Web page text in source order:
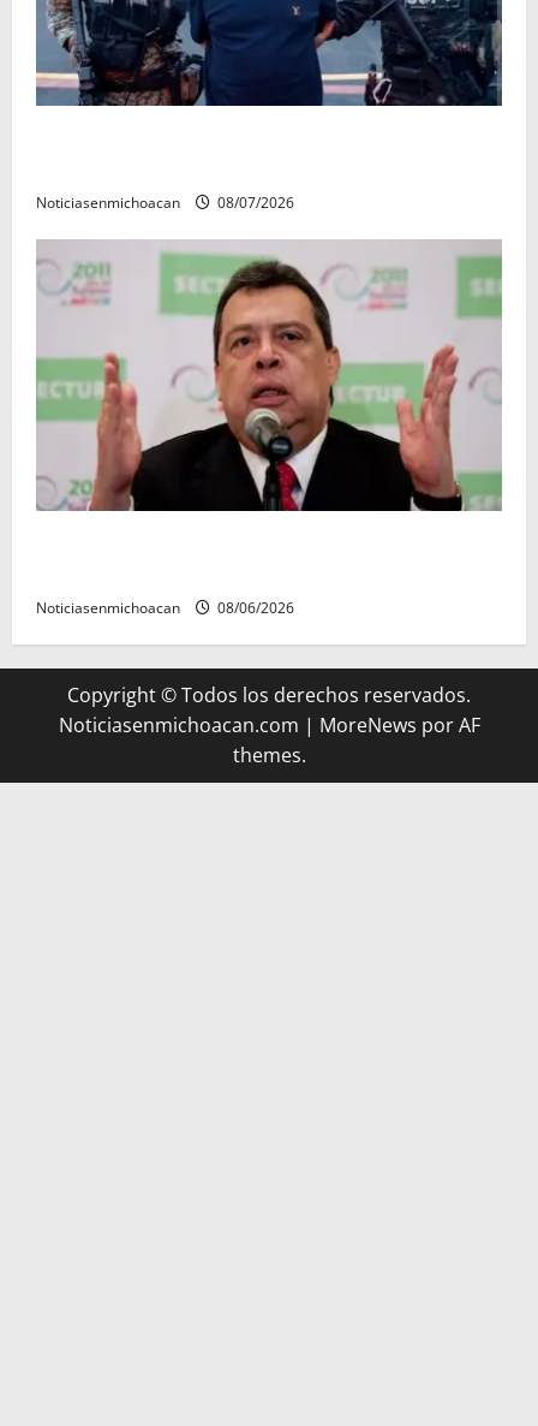
Noticiasenmichoacan 08/07/2026
Noticiasenmichoacan 08/06/2026
Copyright © Todos los derechos reservados.
Noticiasenmichoacan.com | MoreNews por AF
themes.